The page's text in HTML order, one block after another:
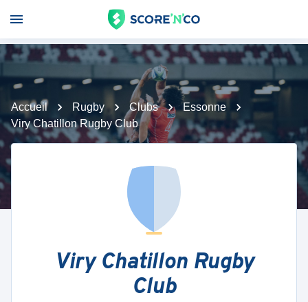
Accueil Rugby Clubs
Essonne
Viry Chatillon Rugby Club
Viry Chatillon Rugby
Club